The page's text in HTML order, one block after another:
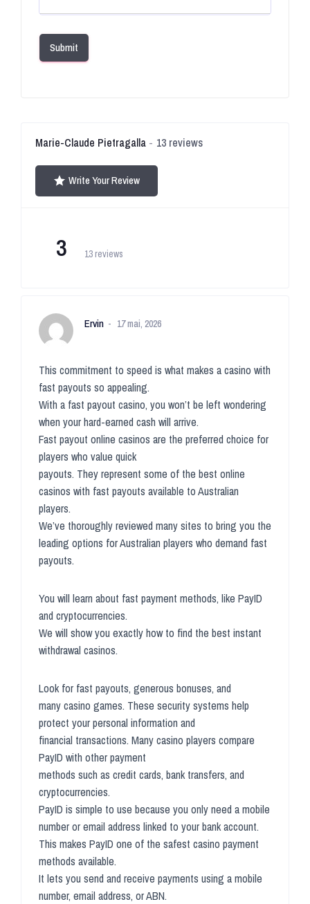
Submit
Marie-Claude Pietragalla 13 reviews
Write Your Review
3 13 reviews
Ervin 17 mai, 2026
This commitment to speed is what makes a casino with
fast payouts so appealing.
With a fast payout casino, you won’t be left wondering
when your hard-earned cash will arrive.
Fast payout online casinos are the preferred choice for
players who value quick
payouts. They represent some of the best online
casinos with fast payouts available to Australian
players.
We’ve thoroughly reviewed many sites to bring you the
leading options for Australian players who demand fast
payouts.
You will learn about fast payment methods, like PayID
and cryptocurrencies.
We will show you exactly how to find the best instant
withdrawal casinos.
Look for fast payouts, generous bonuses, and
many casino games. These security systems help
protect your personal information and
financial transactions. Many casino players compare
PayID with other payment
methods such as credit cards, bank transfers, and
cryptocurrencies.
PayID is simple to use because you only need a mobile
number or email address linked to your bank account.
This makes PayID one of the safest casino payment
methods available.
It lets you send and receive payments using a mobile
number, email address, or ABN.